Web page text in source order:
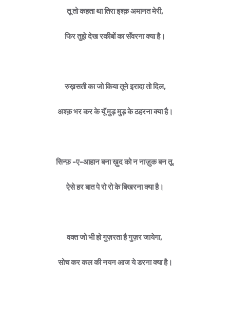
तू तो कहता था तिरा इश्क़ अमानत मेरी,
फिर तुझे देख रकीबों का सॅंवरना क्या है।
रुख़सती का जो किया तूने इरादा तो दिल,
अश्क़ भर कर के यूॅं मुड़ मुड़ के ठहरना क्या है।
सिन्फ़ -ए-आहान बना ख़ुद को न नाज़ुक बन तू,
ऐसे हर बात पे रो रो के बिखरना क्या है।
वक्त जो भी हो गुज़रता है गुज़र जायेगा,
सोच कर कल की नयन आज ये डरना क्या है।